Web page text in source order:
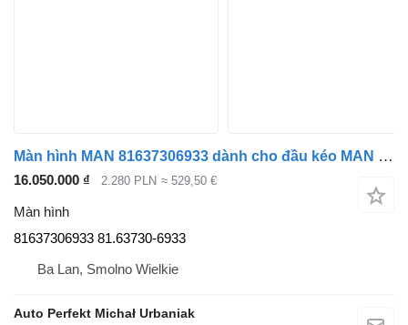
Màn hình MAN 81637306933 dành cho đầu kéo MAN TGX TGS TG3
16.050.000 ₫ 2.280 PLN ≈ 529,50 €
Màn hình
81637306933 81.63730-6933
Ba Lan, Smolno Wielkie
Auto Perfekt Michał Urbaniak